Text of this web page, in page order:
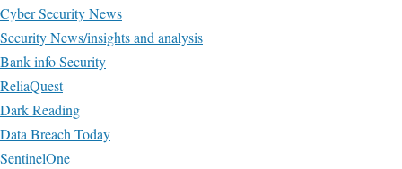
Cyber Security News
Security News/insights and analysis
Bank info Security
ReliaQuest
Dark Reading
Data Breach Today
SentinelOne